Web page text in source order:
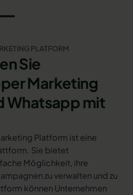
PLATFORM
Sie
Marketing
Whatsapp mit
Platform ist eine
Sie bietet
Möglichkeit, ihre
zu verwalten und zu
können Unternehmen